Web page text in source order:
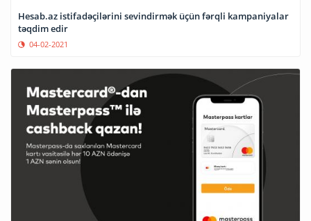
Hesab.az istifadəçilərini sevindirmək üçün fərqli kampaniyalar
təqdim edir
04-02-2021